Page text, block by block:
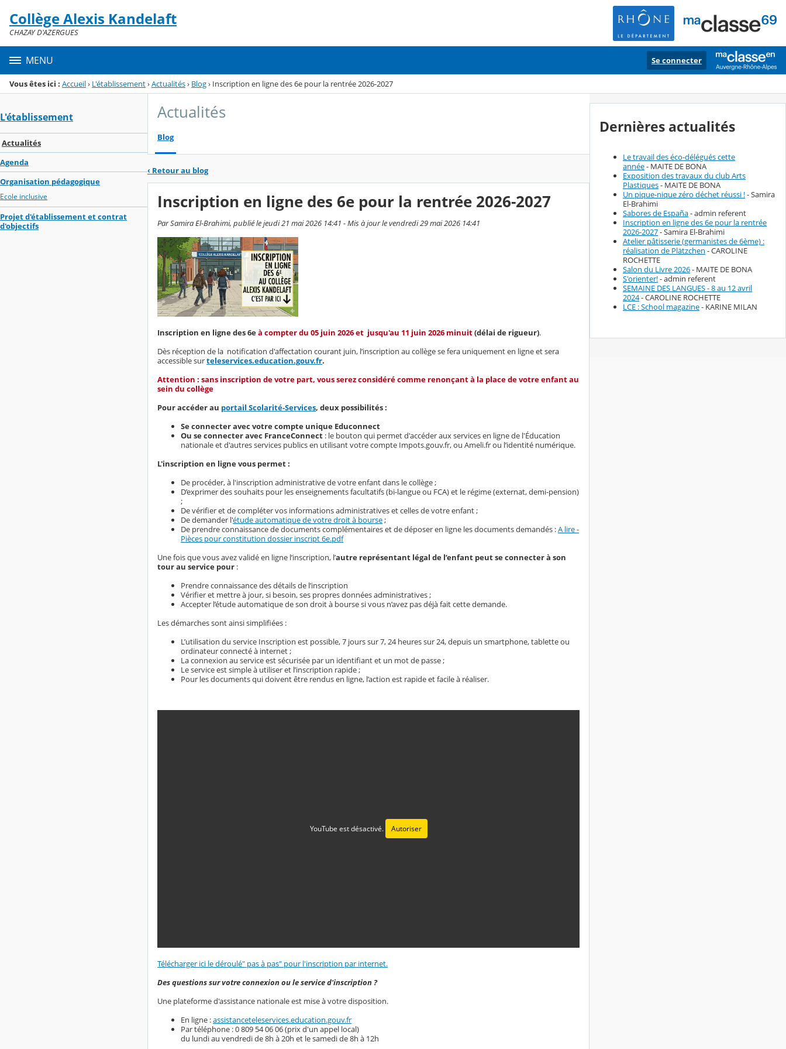
Menu de la rubrique
Contenu
Collège Alexis Kandelaft
CHAZAY D'AZERGUES
MENU Se connecter
Vous êtes ici : Accueil› L'établissement›Actualités› Blog› Inscription en ligne des 6e pour la rentrée 2026-2027
L'établissement
Actualités
Agenda
Organisation pédagogique
Ecole inclusive
Projet d'établissement et contrat
d'objectifs
Actualités
Blog
‹ Retour au blog
Inscription en ligne des 6e pour la rentrée 2026-2027
Par Samira El-Brahimi, publié le jeudi 21 mai 2026 14:41 - Mis à jour le vendredi 29 mai 2026 14:41
Inscription en ligne des 6eà compter du 05 juin 2026 et jusqu'au 11 juin 2026 minuit(délai de rigueur).
Dès réception de la notification d'affectation courant juin, l’inscription au collège se fera uniquement en ligne et sera
accessible surteleservices.education.gouv.fr.
Attention : sans inscription de votre part, vous serez considéré comme renonçant à la place de votre enfant au
sein du collège
Pour accéder au portail Scolarité-Services, deux possibilités :
Se connecter avec votre compte unique Educonnect
Ou se connecter avec FranceConnect : le bouton qui permet d'accéder aux services en ligne de l'Éducation
nationale et d'autres services publics en utilisant votre compte Impots.gouv.fr, ou Ameli.fr ou l’identité numérique.
L'inscription en ligne vous permet :
De procéder, à l'inscription administrative de votre enfant dans le collège ;
D’exprimer des souhaits pour les enseignements facultatifs (bi-langue ou FCA) et le régime (externat, demi-pension)
;
De vérifier et de compléter vos informations administratives et celles de votre enfant ;
De demander l'étude automatique de votre droit à bourse;
De prendre connaissance de documents complémentaires et de déposer en ligne les documents demandés :A lire -
Pièces pour constitution dossier inscript 6e.pdf
Une fois que vous avez validé en ligne l’inscription, l’autre représentant légal de l’enfant peut se connecter à son
tour au service pour :
Prendre connaissance des détails de l’inscription
Vérifier et mettre à jour, si besoin, ses propres données administratives ;
Accepter l’étude automatique de son droit à bourse si vous n’avez pas déjà fait cette demande.
Les démarches sont ainsi simplifiées :
L’utilisation du service Inscription est possible, 7 jours sur 7, 24 heures sur 24, depuis un smartphone, tablette ou
ordinateur connecté à internet ;
La connexion au service est sécurisée par un identifiant et un mot de passe ;
Le service est simple à utiliser et l’inscription rapide ;
Pour les documents qui doivent être rendus en ligne, l’action est rapide et facile à réaliser.
YouTube est désactivé. Autoriser
Télécharger ici le déroulé" pas à pas" pour l'inscription par internet.
Des questions sur votre connexion ou le service d'inscription ?
Une plateforme d'assistance nationale est mise à votre disposition.
En ligne :assistanceteleservices.education.gouv.fr
Par téléphone : 0 809 54 06 06 (prix d'un appel local)
du lundi au vendredi de 8h à 20h et le samedi de 8h à 12h
Dernières actualités
Le travail des éco-délégués cette
année- MAITE DE BONA
Exposition des travaux du club Arts
Plastiques- MAITE DE BONA
Un pique-nique zéro déchet réussi !- Samira
El-Brahimi
Sabores de España- admin referent
Inscription en ligne des 6e pour la rentrée
2026-2027- Samira El-Brahimi
Atelier pâtisserie (germanistes de 6ème) :
réalisation de Plätzchen - CAROLINE
ROCHETTE
Salon du Livre 2026- MAITE DE BONA
S'orienter!- admin referent
SEMAINE DES LANGUES - 8 au 12 avril
2024- CAROLINE ROCHETTE
LCE : School magazine- KARINE MILAN